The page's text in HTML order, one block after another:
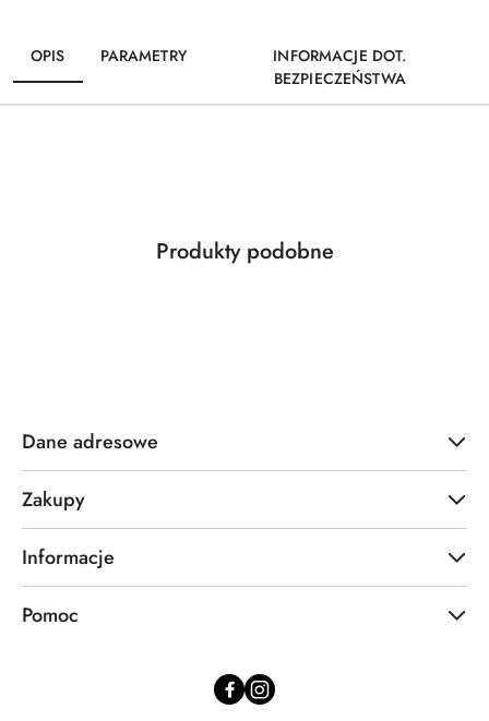
OPIS PARAMETRY
INFORMACJE DOT.
BEZPIECZEŃSTWA
Pomiń karuzelę produktów
Produkty
Produkty podobne
Dane adresowe
Zakupy
Informacje
Pomoc